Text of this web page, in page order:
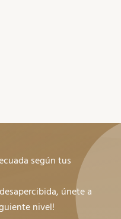
según tus
únete a
nivel!